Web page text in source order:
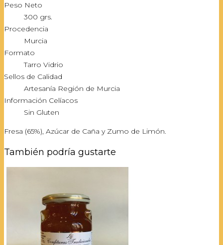
Peso Neto
300 grs.
Procedencia
Murcia
Formato
Tarro Vidrio
Sellos de Calidad
Artesanía Región de Murcia
Información Celíacos
Sin Gluten
Fresa (65%), Azúcar de Caña y Zumo de Limón.
También podría gustarte